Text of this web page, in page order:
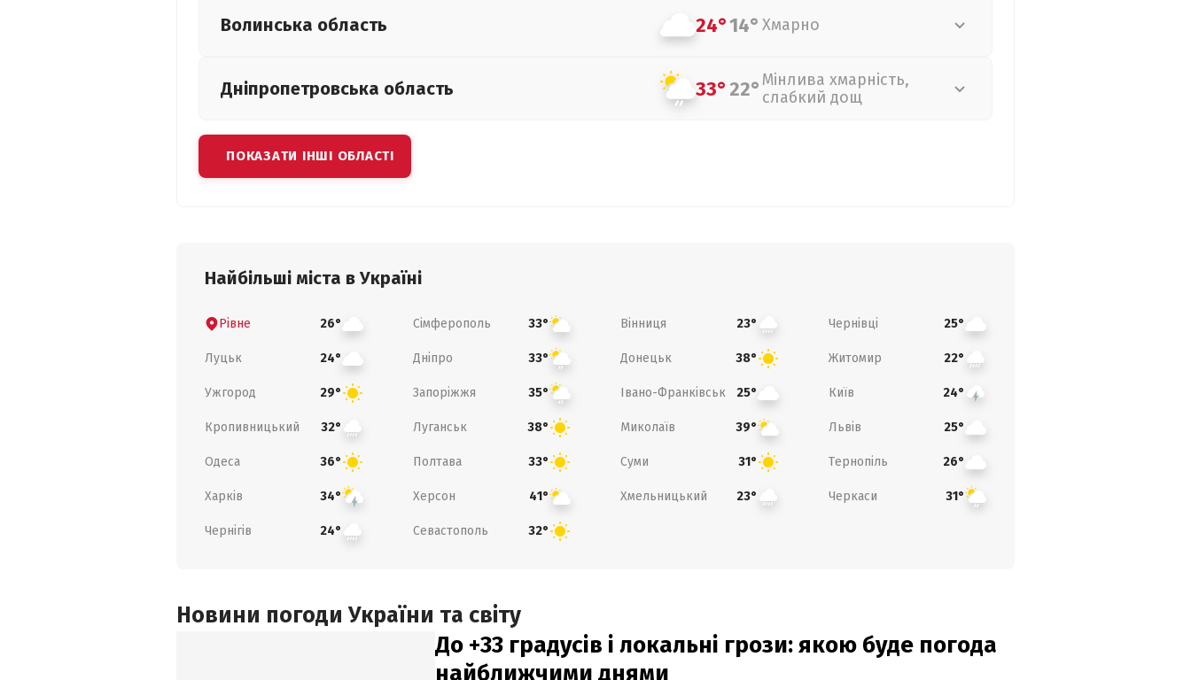
Волинська область 24°14° Хмарно
Дніпропетровська область 33°22°Мінлива хмарність,
слабкий дощ
ПОКАЗАТИ ІНШІ ОБЛАСТІ
Найбільші міста в Україні
Рівне 26° Сімферополь 33° Вінниця 23° Чернівці 25°
Луцьк 24° Дніпро 33° Донецьк 38° Житомир 22°
Ужгород 29° Запоріжжя 35° Івано-Франківськ 25° Київ 24°
Кропивницький 32° Луганськ 38° Миколаїв 39° Львів 25°
Одеса 36° Полтава 33° Суми 31° Тернопіль 26°
Харків 34° Херсон 41° Хмельницький 23° Черкаси 31°
Чернігів 24° Севастополь 32°
Новини погоди України та світу
До +33 градусів і локальні грози: якою буде погода
найближчими днями